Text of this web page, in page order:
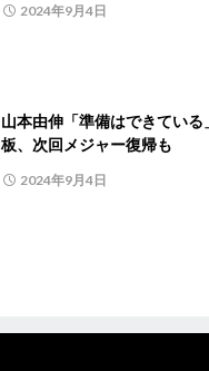
2024年9月4日
山本由伸「準備はできている
板、次回メジャー復帰も
2024年9月4日